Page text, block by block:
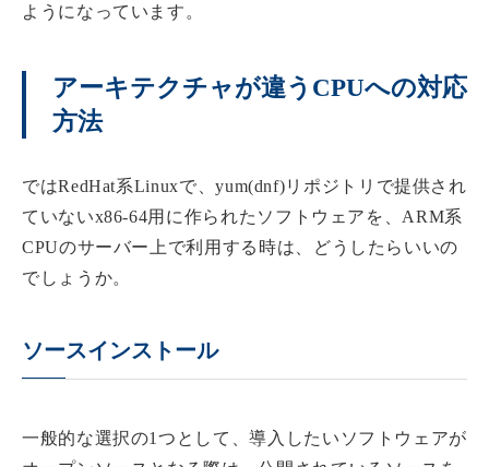
ようになっています。
アーキテクチャが違うCPUへの対応
方法
ではRedHat系Linuxで、yum(dnf)リポジトリで提供され
ていないx86-64用に作られたソフトウェアを、ARM系
CPUのサーバー上で利用する時は、どうしたらいいの
でしょうか。
ソースインストール
一般的な選択の1つとして、導入したいソフトウェアが